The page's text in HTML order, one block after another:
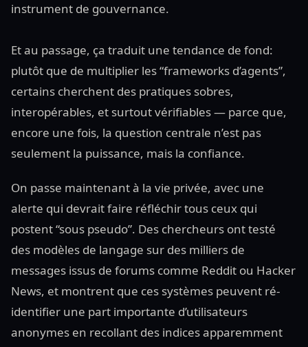
instrument de gouvernance.
Et au passage, ça traduit une tendance de fond:
plutôt que de multiplier les “frameworks d’agents”,
certains cherchent des pratiques sobres,
interopérables, et surtout vérifiables — parce que,
encore une fois, la question centrale n’est pas
seulement la puissance, mais la confiance.
On passe maintenant à la vie privée, avec une
alerte qui devrait faire réfléchir tous ceux qui
postent “sous pseudo”. Des chercheurs ont testé
des modèles de langage sur des milliers de
messages issus de forums comme Reddit ou Hacker
News, et montrent que ces systèmes peuvent ré-
identifier une part importante d’utilisateurs
anonymes en recollant des indices apparemment